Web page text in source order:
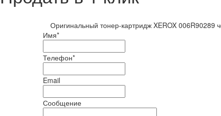
Оригинальный тонер-картридж XEROX 006R90289
Имя*
Телефон*
Email
Сообщение